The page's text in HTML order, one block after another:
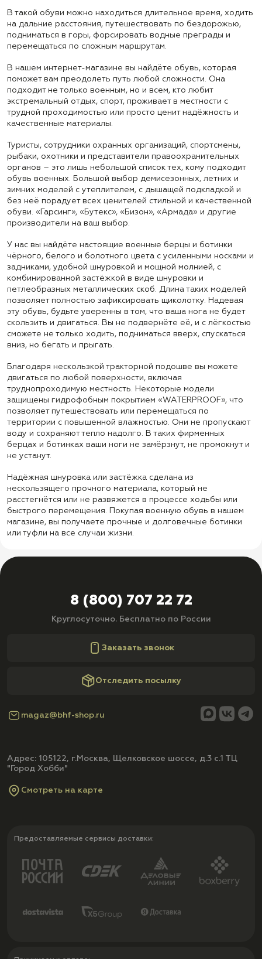
В такой обуви можно находиться длительное время, ходить
на дальние расстояния, путешествовать по бездорожью,
подниматься в горы, форсировать водные преграды и
перемещаться по сложным маршрутам.
В нашем интернет-магазине вы найдёте обувь, которая
поможет вам преодолеть путь любой сложности. Она
подходит не только военным, но и всем, кто любит
экстремальный отдых, спорт, проживает в местности с
трудной проходимостью или просто ценит надёжность и
качественные материалы.
Туристы, сотрудники охранных организаций, спортсмены,
рыбаки, охотники и представители правоохранительных
органов – это лишь небольшой список тех, кому подходит
обувь военных. Большой выбор демисезонных, летних и
зимних моделей с утеплителем, с дышащей подкладкой и
без неё порадует всех ценителей стильной и качественной
обуви. «Гарсинг», «Бутекс», «Бизон», «Армада» и другие
производители на ваш выбор.
У нас вы найдёте настоящие военные берцы и ботинки
чёрного, белого и болотного цвета с усиленными носками и
задниками, удобной шнуровкой и мощной молнией, с
комбинированной застёжкой в виде шнуровки и
петлеобразных металлических скоб. Длина таких моделей
позволяет полностью зафиксировать щиколотку. Надевая
эту обувь, будьте уверенны в том, что ваша нога не будет
скользить и двигаться. Вы не подвернёте её, и с лёгкостью
сможете не только ходить, подниматься вверх, спускаться
вниз, но бегать и прыгать.
Благодаря нескользкой тракторной подошве вы можете
двигаться по любой поверхности, включая
труднопроходимую местность. Некоторые модели
защищены гидрофобным покрытием «WATERPROOF», что
позволяет путешествовать или перемещаться по
территории с повышенной влажностью. Они не пропускают
воду и сохраняют тепло надолго. В таких фирменных
берцах и ботинках ваши ноги не замёрзнут, не промокнут и
не устанут.
Надёжная шнуровка или застёжка сделана из
нескользящего прочного материала, который не
расстегнётся или не развяжется в процессе ходьбы или
быстрого перемещения. Покупая военную обувь в нашем
магазине, вы получаете прочные и долговечные ботинки
или туфли на все случаи жизни.
8 (800) 707 22 72
Круглосуточно. Бесплатно по России
Заказать звонок
Отследить посылку
magaz@bhf-shop.ru
Адрес: 105122, г.Москва, Щелковское шоссе, д.3 с.1 ТЦ
"Город Хобби"
Смотреть на карте
Предоставляемые сервисы доставки: